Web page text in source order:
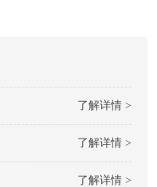
了解详情 >
了解详情 >
了解详情 >